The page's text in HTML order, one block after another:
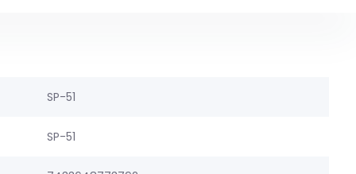
SP-51
SP-51